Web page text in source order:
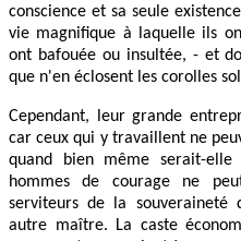
conscience et sa seule
vie magnifique à laquelle ils
ont bafouée ou insultée, - et
que n'en éclosent les corolles
Cependant, leur grande
car ceux qui y travaillent ne
quand bien même serait-
hommes de courage ne
serviteurs de la
autre maître. La caste